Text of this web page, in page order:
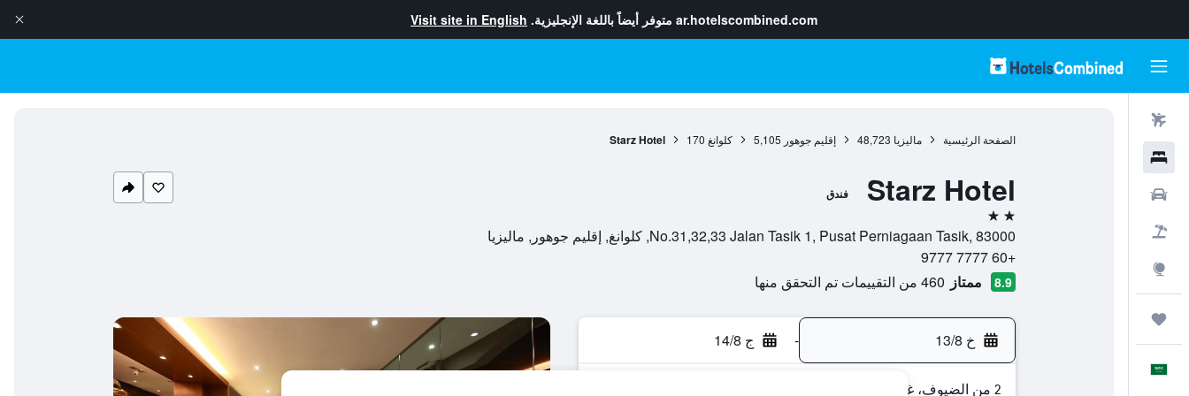
ar.hotelscombined.com متوفر أيضاً باللغة الإنجليزية. Visit site in English
الصفحة الرئيسية ماليزيا 48,723 إقليم جوهور 5,105 كلوانغ 170
Starz Hotel
Starz Hotel فندق
2 نجمتين
No.31,32,33 Jalan Tasik 1, Pusat Perniagaan Tasik, 83000, كلوانغ, إقليم جوهور, ماليزيا
+60 7777 9777
8.9 ممتاز 460 من التقييمات تم التحقق منها
خ 13/8 - ج 14/8
2 من الضيوف، غرفة واحدة